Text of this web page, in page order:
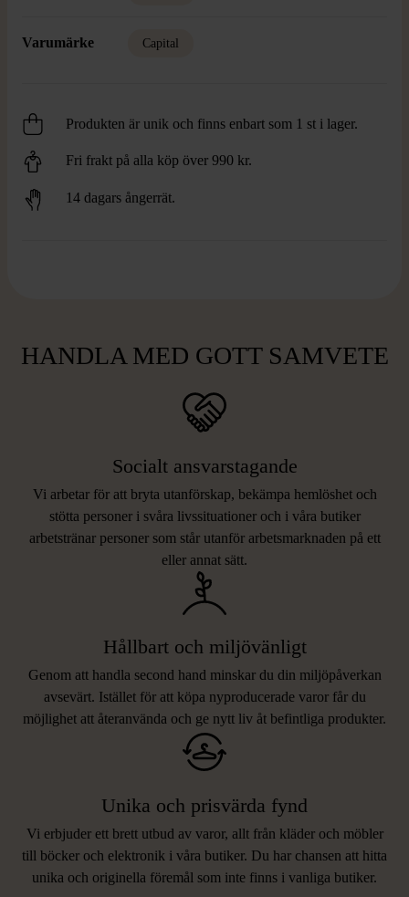
Varumärke Capital
Produkten är unik och finns enbart som 1 st i lager.
Fri frakt på alla köp över 990 kr.
14 dagars ångerrät.
HANDLA MED GOTT SAMVETE
Socialt ansvarstagande
Vi arbetar för att bryta utanförskap, bekämpa hemlöshet och
stötta personer i svåra livssituationer och i våra butiker
arbetstränar personer som står utanför arbetsmarknaden på ett
eller annat sätt.
Hållbart och miljövänligt
Genom att handla second hand minskar du din miljöpåverkan
avsevärt. Istället för att köpa nyproducerade varor får du
möjlighet att återanvända och ge nytt liv åt befintliga produkter.
Unika och prisvärda fynd
Vi erbjuder ett brett utbud av varor, allt från kläder och möbler
till böcker och elektronik i våra butiker. Du har chansen att hitta
unika och originella föremål som inte finns i vanliga butiker.
LIKNANDE PRODUKTER
Hitta produkter som påminner om denna